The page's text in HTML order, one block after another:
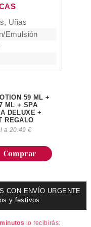
Uñas
Emulsión
59 ML +
ML + SPA
DELUXE +
REGALO
a 20.49 €
Comprar
CON ENVÍO URGENTE
y festivos
lo recibirás: